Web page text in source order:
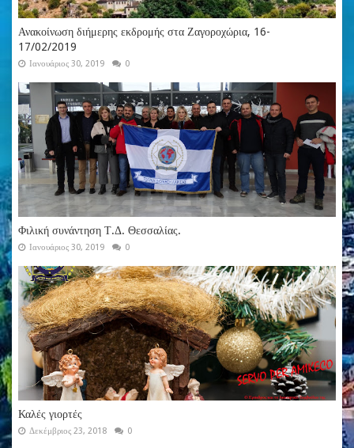
Ανακοίνωση διήμερης εκδρομής στα Ζαγοροχώρια, 16-
17/02/2019
Ιανουάριος 30, 2019 0
Φιλική συνάντηση Τ.Δ. Θεσσαλίας.
Ιανουάριος 30, 2019 0
Καλές γιορτές
Δεκέμβριος 23, 2018 0